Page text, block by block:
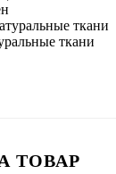
ткани
ТОВАР